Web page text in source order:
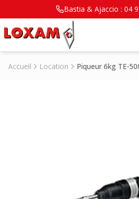
Bastia & Ajaccio : 04
Accueil Location Piqueur 6kg TE-